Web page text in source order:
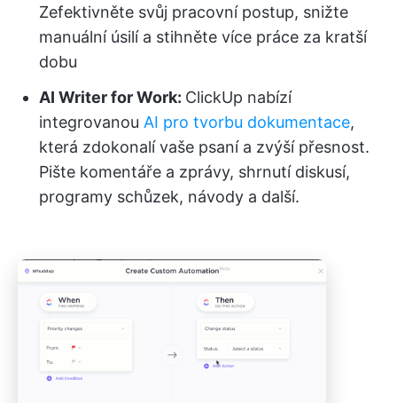
Zefektivněte svůj pracovní postup, snižte
manuální úsilí a stihněte více práce za kratší
dobu
AI Writer for Work: ClickUp nabízí
integrovanou AI pro tvorbu dokumentace,
která zdokonalí vaše psaní a zvýší přesnost.
Pište komentáře a zprávy, shrnutí diskusí,
programy schůzek, návody a další.